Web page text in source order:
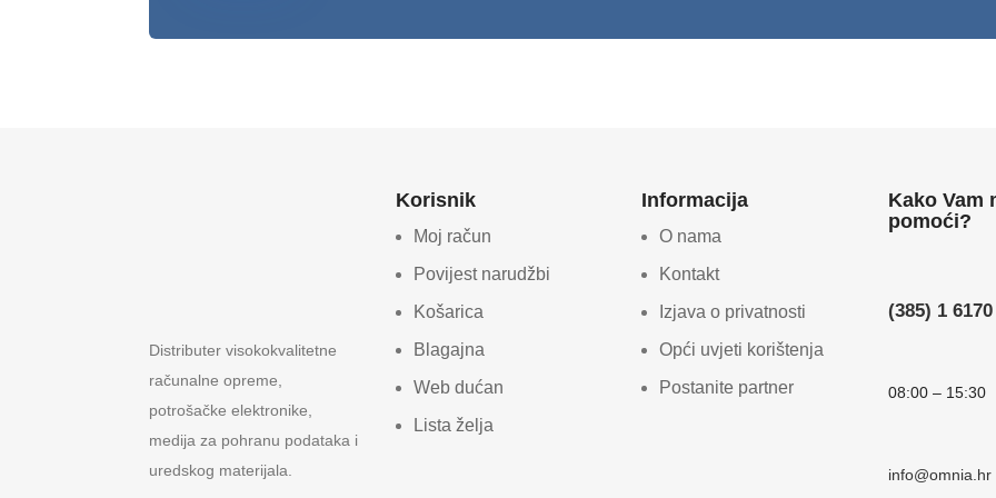
Distributer visokokvalitetne
računalne opreme,
potrošačke elektronike,
medija za pohranu podataka i
uredskog materijala.
Korisnik
Moj račun
Povijest narudžbi
Košarica
Blagajna
Web dućan
Lista želja
Informacija
O nama
Kontakt
Izjava o privatnosti
Opći uvjeti korištenja
Postanite partner
Kako Vam
pomoći?
(385) 1
08:00 – 15:30
info@omnia.hr